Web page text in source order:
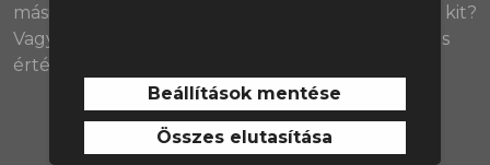
Beállítások mentése
Összes elutasítása
másik csatárát Balogun kedvéért? Ha igen, akkor kit?
Vagy ennél nincsen jobb lehetőség a fiatal játékos
értékesítésére?